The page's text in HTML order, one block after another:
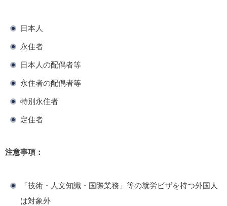
日本人
永住者
日本人の配偶者等
永住者の配偶者等
特別永住者
定住者
注意事項：
「技術・人文知識・国際業務」等の就労ビザを持つ外国人
は対象外